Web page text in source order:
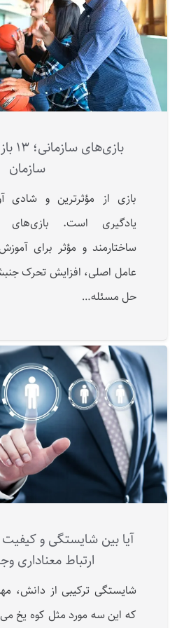
سازمان
بازی از مؤثرترین و شادی
یادگیری است. بازی‌های
ساختارمند و مؤثر برای
عامل اصلی، افزایش تحرک
حل مسئله…
آیا بین شایستگی و کیفیت
ارتباط معناداری
شایستگی ترکیبی از دانش،
که این سه مورد مثل کوه یخ